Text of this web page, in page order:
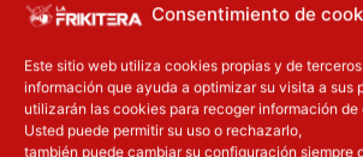
Consentimiento de
Este sitio web utiliza cookies propias y de
información que ayuda a optimizar su visita a sus
utilizarán las cookies para recoger información
Usted puede permitir su uso o rechazarlo,
también puede cambiar su configuración siempre
OTROS
PUEDEN
Inicie sesión
El precio original era: 69.90€.El precio actual es: 59.41€.